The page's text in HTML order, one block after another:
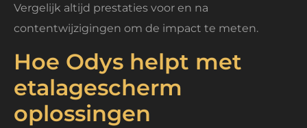
Vergelijk altijd prestaties voor en na
contentwijzigingen om de impact te meten.
Hoe Odys helpt met
etalagescherm
oplossingen